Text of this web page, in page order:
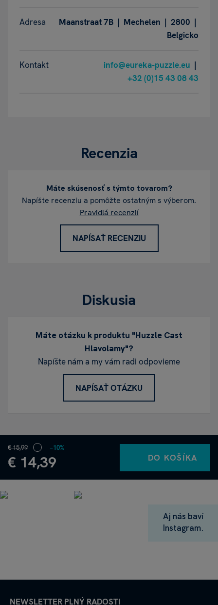
Adresa
Maanstraat 7B | Mechelen | 2800 |
Belgicko
Kontakt info@eureka-puzzle.eu |
+32 (0)15 43 08 43
Recenzia
Máte skúsenosť s týmto tovarom?
Napíšte recenziu a pomôžte ostatným s výberom.
Pravidlá recenzií
NAPÍSAŤ RECENZIU
Diskusia
Máte otázku k produktu "Huzzle Cast
Hlavolamy"?
Napíšte nám a my vám radi odpovieme
NAPÍSAŤ OTÁZKU
€ 15,99
€ 14,39
−10%
DO KOŠÍKA
Aj nás baví
Instagram.
NEWSLETTER PLNÝ RADOSTI